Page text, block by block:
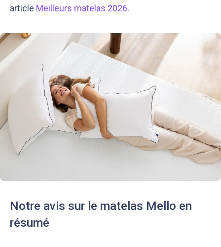
article Meilleurs matelas 2026.
Notre avis sur le matelas Mello en
résumé